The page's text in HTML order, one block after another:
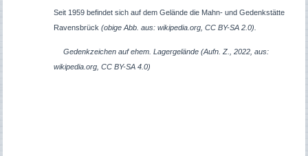
Seit 1959 befindet sich auf dem Gelände die Mahn- und Gedenkstätte
Ravensbrück (obige Abb. aus: wikipedia.org, CC BY-SA 2.0).
Gedenkzeichen auf ehem. Lagergelände (Aufn. Z., 2022, aus:
wikipedia.org, CC BY-SA 4.0)